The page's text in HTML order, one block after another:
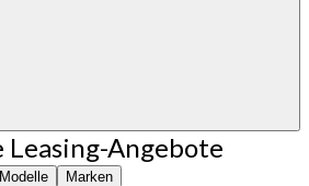
Leasing-Angebote
Modelle Marken